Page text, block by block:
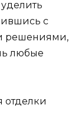
с
решениями,
любые